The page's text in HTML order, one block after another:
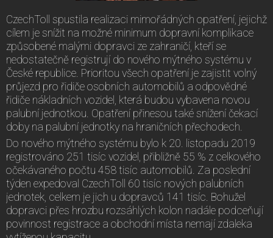
CzechToll spustila realizaci mimořádných opatření, jejichž
cílem je snížit na možné minimum dopravní komplikace
způsobené malými dopravci ze zahraničí, kteří se
nedostatečně registrují do nového mýtného systému v
České republice. Prioritou všech opatření je zajistit volný
průjezd pro řidiče osobních automobilů a odpovědné
řidiče nákladních vozidel, která budou vybavena novou
palubní jednotkou. Opatření přinesou také snížení čekací
doby na palubní jednotky na hraničních přechodech.
Do nového mýtného systému bylo k 20. listopadu 2019
registrováno 251 tisíc vozidel, přibližně 55 % z celkového
očekávaného počtu 458 tisíc automobilů. Za poslední
týden expedoval CzechToll 60 tisíc nových palubních
jednotek, celkem je jich u dopravců 141 tisíc. Bohužel
dopravci přes hrozbu rozsáhlých kolon nadále podceňují
povinnost registrace a obchodní místa nemají zdaleka